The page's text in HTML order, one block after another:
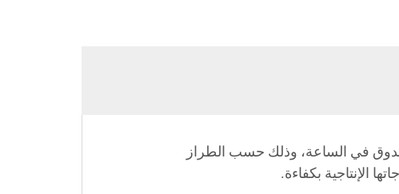
تصنيع صناديق الكرتون المضلع الخاصة بنا تحقيق سعات إنتاج تتراوح بين 1000 و5000 صندوق في الساعة، وذلك حسب الطراز
الإنتاجية بكفاءة.